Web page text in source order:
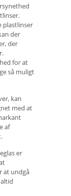
plastlinser
der
der
for at
så muligt
kan
med at
af
er
at undgå